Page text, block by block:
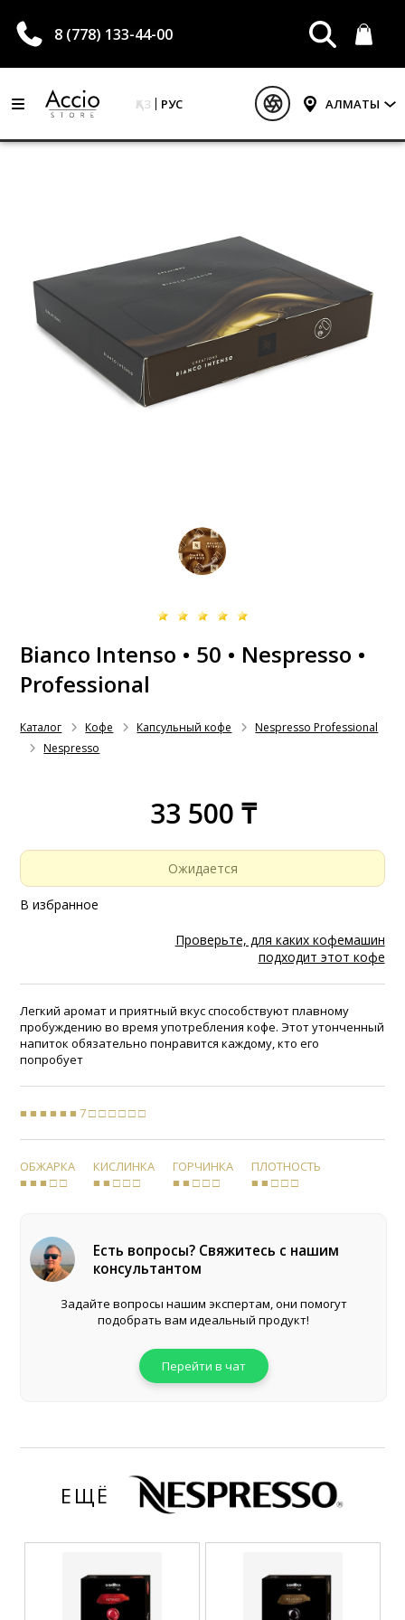
8 (778) 133-44-00
ҚАЗ РУС АЛМАТЫ
Bianco Intenso • 50 • Nespresso •
Professional
Каталог Кофе Капсульный кофе
Nespresso Professional
Nespresso
33 500 ₸
Ожидается
В избранное
Проверьте, для каких кофемашин
подходит этот кофе
Легкий аромат и приятный вкус способствуют плавному
пробуждению во время употребления кофе. Этот утонченный
напиток обязательно понравится каждому, кто его
попробует
■ ■ ■ ■ ■ ■ 7 □ □ □ □ □ □
ОБЖАРКА
■ ■ ■ □ □
КИСЛИНКА
■ ■ □ □ □
ГОРЧИНКА
■ ■ □ □ □
ПЛОТНОСТЬ
■ ■ □ □ □
Есть вопросы? Свяжитесь с нашим
консультантом
Задайте вопросы нашим экспертам, они помогут
подобрать вам идеальный продукт!
Перейти в чат
ЕЩЁ